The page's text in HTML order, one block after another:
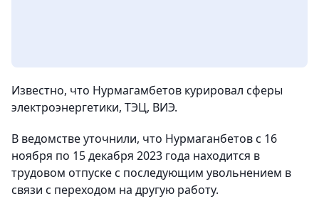
Известно, что Нурмагамбетов курировал сферы
электроэнергетики, ТЭЦ, ВИЭ.
В ведомстве уточнили, что Нурмаганбетов с 16
ноября по 15 декабря 2023 года находится в
трудовом отпуске с последующим увольнением в
связи с переходом на другую работу.